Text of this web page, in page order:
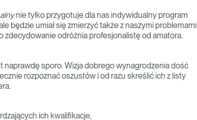
nie tylko przygotuje dla nas indywidualny program
będzie umiał się zmierzyć także z naszymi problemami
zdecydowanie odróżnia profesjonalistę od amatora.
sporo. Wizja dobrego wynagrodzenia dość
rozpoznać oszustów i od razu skreślić ich z listy
ich kwalifikacje,